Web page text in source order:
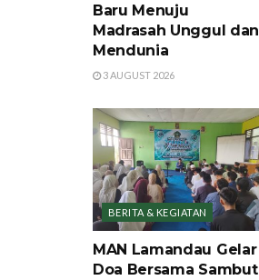
Baru Menuju
Madrasah Unggul dan
Mendunia
3 AUGUST 2026
BERITA & KEGIATAN
MAN Lamandau Gelar
Doa Bersama Sambut